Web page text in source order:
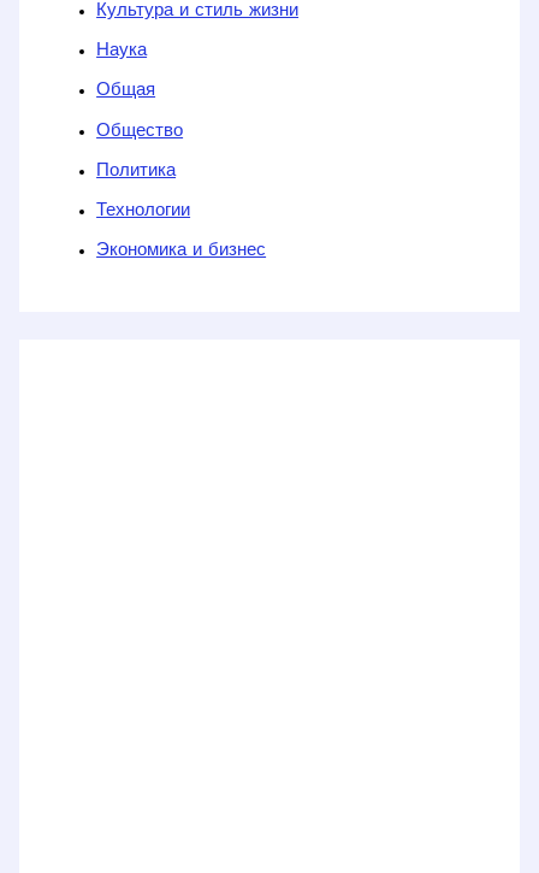
Культура и стиль жизни
Наука
Общая
Общество
Политика
Технологии
Экономика и бизнес